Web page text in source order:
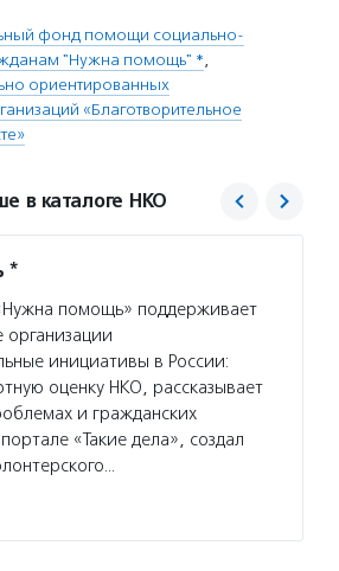
фонд помощи социально-
"Нужна помощь" *,
ориентированных
«Благотворительное
в каталоге НКО
*
помощь» поддерживает
организации
инициативы в России:
оценку НКО, рассказывает
и гражданских
«Такие дела», создал